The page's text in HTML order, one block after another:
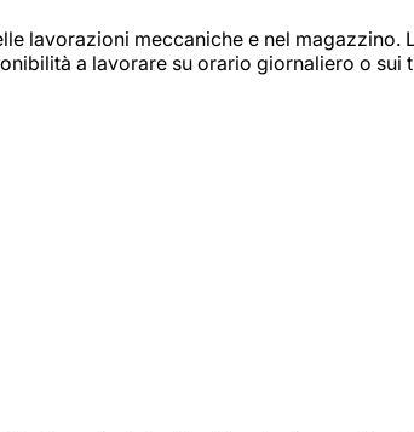
lavorazioni meccaniche e nel magazzino.
a lavorare su orario giornaliero o sui